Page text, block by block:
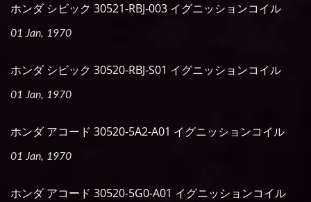
ホンダ シビック 30521-RBJ-003 イグニッションコイル
01 Jan, 1970
ホンダ シビック 30520-RBJ-S01 イグニッションコイル
01 Jan, 1970
ホンダ アコード 30520-5A2-A01 イグニッションコイル
01 Jan, 1970
ホンダ アコード 30520-5G0-A01 イグニッションコイル